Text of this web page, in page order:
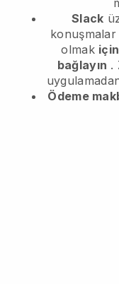
Slack
olmak
bağlayın .
Ödeme